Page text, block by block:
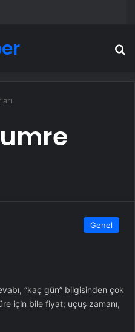
Genel
“kaç gün” bilgisinden çok
için bile fiyat; uçuş zamanı,